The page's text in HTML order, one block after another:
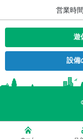
営業時
遊
設備